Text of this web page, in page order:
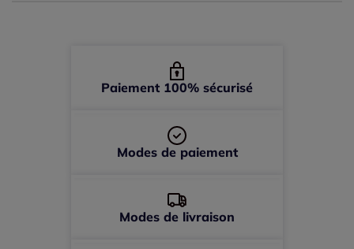
Paiement 100% sécurisé
Modes de paiement
Modes de livraison